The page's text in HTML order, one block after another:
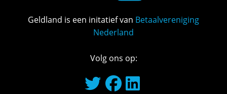
Geldland is een initatief van Betaalvereniging
Nederland
Volg ons op: